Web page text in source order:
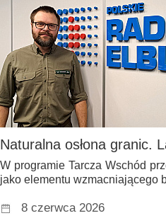
Naturalna osłona granic.
W programie Tarcza Wschód
jako elementu wzmacniającego
8 czerwca 2026